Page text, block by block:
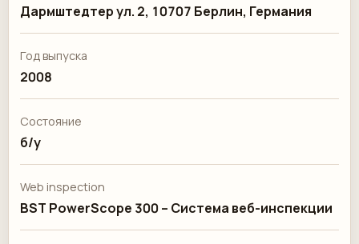
Дармштедтер ул. 2, 10707 Берлин, Германия
Год выпуска
2008
Состояние
б/у
Web inspection
BST PowerScope 300 – Система веб-инспекции